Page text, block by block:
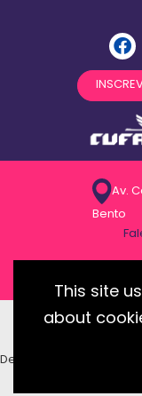
Av.
Bento
Desenvolvido com
This site
about